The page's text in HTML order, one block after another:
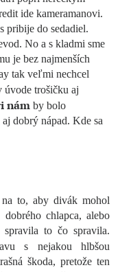
ide kameramanovi.
pribije do sedadiel.
No a s kladmi sme
je bez najmenších
tak veľmi nechcel
úvode trošičku aj
nám by bolo
dobrý nápad. Kde sa
to, aby divák mohol
chlapca, alebo
to čo spravila.
s nejakou hlbšou
škoda, pretože ten